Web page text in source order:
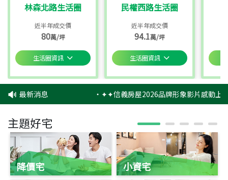
林森北路生活圈
近半年成交價
80萬/坪
生活圈資訊
民權西路生活圈
近半年成交價
94.1萬/坪
生活圈資訊
最新消息 ‧✦✦信義房屋2026品牌形象影片感動上
主題好宅
降價宅 小資宅